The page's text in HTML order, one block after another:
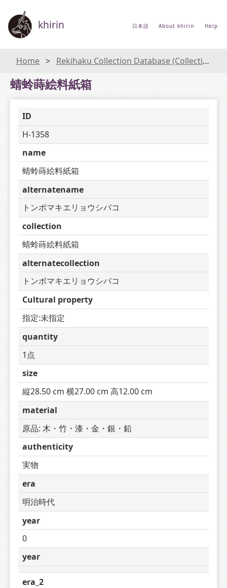
khirin 日本語 About khirin Help
Home Rekihaku Collection Database (Collections Database of the National Museum of Japanese History)
蜻蛉蒔絵料紙箱
ID
H-1358
name
蜻蛉蒔絵料紙箱
alternatename
トンボマキエリョウシバコ
collection
蜻蛉蒔絵料紙箱
alternatecollection
トンボマキエリョウシバコ
Cultural property
指定:未指定
quantity
1点
size
縦28.50 cm 横27.00 cm 高12.00 cm
material
原品: 木・竹・漆・金・銀・鉛
authenticity
実物
era
明治時代
year
0
year
era_2